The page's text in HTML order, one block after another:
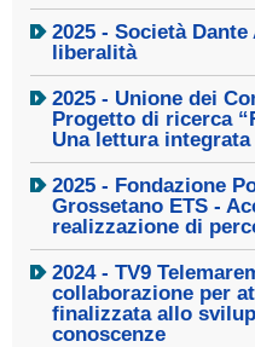
2025 - Società
liberalità
2025 - Unione dei
Progetto di ricerca
Una lettura integrata
2025 - Fondazione
Grossetano ETS -
realizzazione di
2024 - TV9
collaborazione per
finalizzata allo
conoscenze